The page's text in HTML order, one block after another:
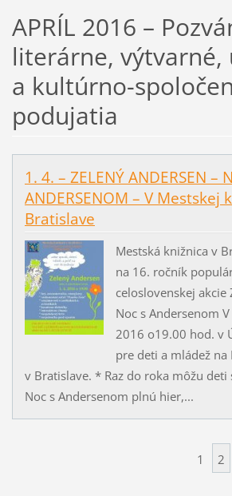
APRÍL 2016 –
literárne, výtvarné,
a kultúrno-
podujatia
1. 4. – ZELENÝ ANDERSEN –
ANDERSENOM – V Mestskej
Bratislave
Mestská knižnica v
na 16. ročník
celoslovenskej akcie
Noc s Andersenom
2016 o19.00 hod. v
pre deti a mládež na
v Bratislave. * Raz do roka môžu
Noc s Andersenom plnú hier,...
1 2